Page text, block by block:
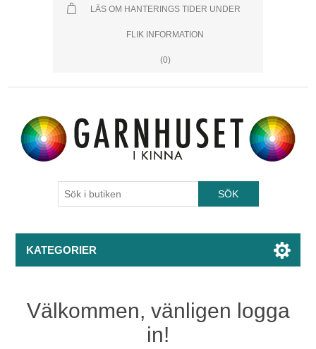
LÄS OM HANTERINGS TIDER UNDER
FLIK INFORMATION
(0)
KATEGORIER
Välkommen, vänligen logga
in!